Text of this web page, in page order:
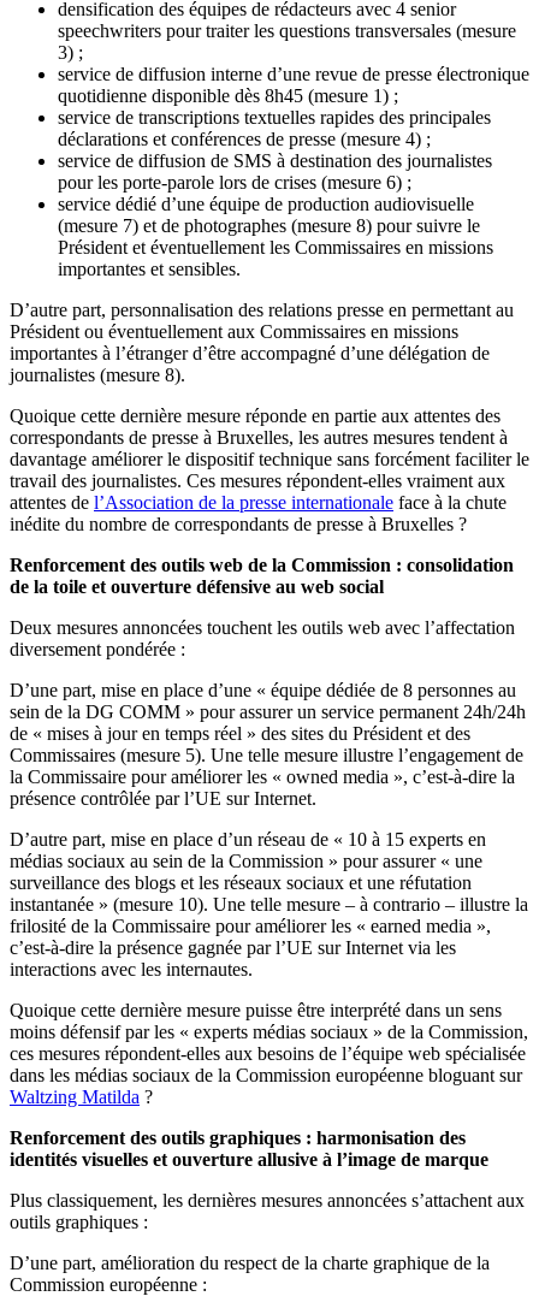
densification des équipes de rédacteurs avec 4 senior
speechwriters pour traiter les questions transversales (mesure
3) ;
service de diffusion interne d’une revue de presse électronique
quotidienne disponible dès 8h45 (mesure 1) ;
service de transcriptions textuelles rapides des principales
déclarations et conférences de presse (mesure 4) ;
service de diffusion de SMS à destination des journalistes
pour les porte-parole lors de crises (mesure 6) ;
service dédié d’une équipe de production audiovisuelle
(mesure 7) et de photographes (mesure 8) pour suivre le
Président et éventuellement les Commissaires en missions
importantes et sensibles.
D’autre part, personnalisation des relations presse en permettant au
Président ou éventuellement aux Commissaires en missions
importantes à l’étranger d’être accompagné d’une délégation de
journalistes (mesure 8).
Quoique cette dernière mesure réponde en partie aux attentes des
correspondants de presse à Bruxelles, les autres mesures tendent à
davantage améliorer le dispositif technique sans forcément faciliter le
travail des journalistes. Ces mesures répondent-elles vraiment aux
attentes de l’Association de la presse internationale face à la chute
inédite du nombre de correspondants de presse à Bruxelles ?
Renforcement des outils web de la Commission : consolidation
de la toile et ouverture défensive au web social
Deux mesures annoncées touchent les outils web avec l’affectation
diversement pondérée :
D’une part, mise en place d’une « équipe dédiée de 8 personnes au
sein de la DG COMM » pour assurer un service permanent 24h/24h
de « mises à jour en temps réel » des sites du Président et des
Commissaires (mesure 5). Une telle mesure illustre l’engagement de
la Commissaire pour améliorer les « owned media », c’est-à-dire la
présence contrôlée par l’UE sur Internet.
D’autre part, mise en place d’un réseau de « 10 à 15 experts en
médias sociaux au sein de la Commission » pour assurer « une
surveillance des blogs et les réseaux sociaux et une réfutation
instantanée » (mesure 10). Une telle mesure – à contrario – illustre la
frilosité de la Commissaire pour améliorer les « earned media »,
c’est-à-dire la présence gagnée par l’UE sur Internet via les
interactions avec les internautes.
Quoique cette dernière mesure puisse être interprété dans un sens
moins défensif par les « experts médias sociaux » de la Commission,
ces mesures répondent-elles aux besoins de l’équipe web spécialisée
dans les médias sociaux de la Commission européenne bloguant sur
Waltzing Matilda ?
Renforcement des outils graphiques : harmonisation des
identités visuelles et ouverture allusive à l’image de marque
Plus classiquement, les dernières mesures annoncées s’attachent aux
outils graphiques :
D’une part, amélioration du respect de la charte graphique de la
Commission européenne :